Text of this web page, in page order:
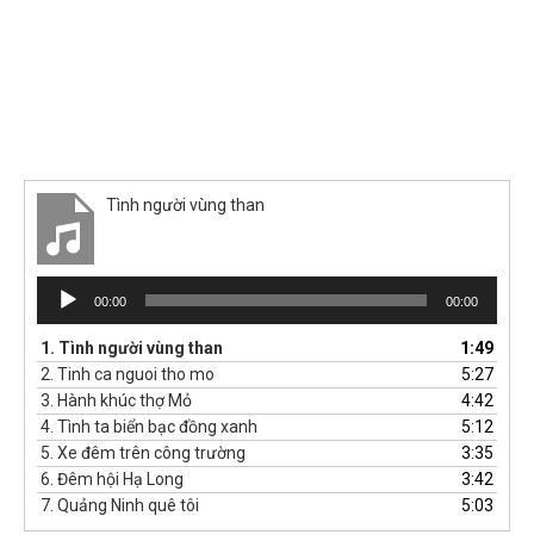
Tình người vùng than
Trình
phát
âm
thanh
00:00 00:00
1. Tình người vùng than
1:49
2. Tinh ca nguoi tho mo
5:27
3. Hành khúc thợ Mỏ
4:42
4. Tình ta biển bạc đồng xanh
5:12
5. Xe đêm trên công trường
3:35
6. Đêm hội Hạ Long
3:42
7. Quảng Ninh quê tôi 5:03